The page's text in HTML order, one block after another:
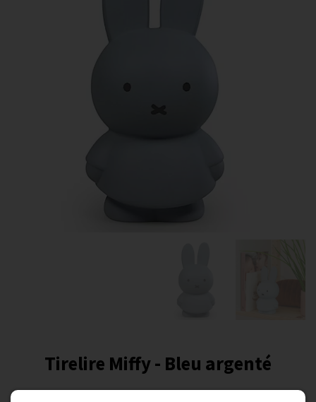
Tirelire Miffy - Bleu argenté